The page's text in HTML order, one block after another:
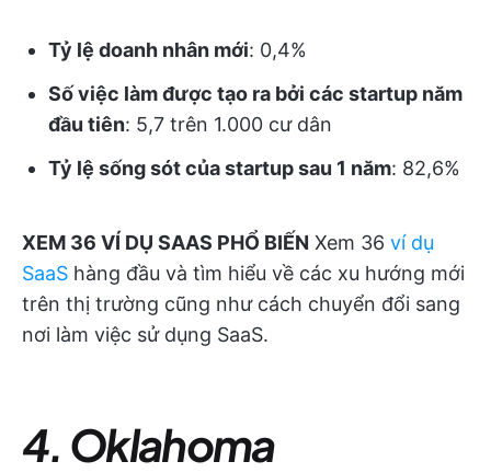
Tỷ lệ doanh nhân mới: 0,4%
Số việc làm được tạo ra bởi các startup năm
đầu tiên: 5,7 trên 1.000 cư dân
Tỷ lệ sống sót của startup sau 1 năm: 82,6%
XEM 36 VÍ DỤ SAAS PHỔ BIẾN Xem 36 ví dụ
SaaS hàng đầu và tìm hiểu về các xu hướng mới
trên thị trường cũng như cách chuyển đổi sang
nơi làm việc sử dụng SaaS.
4. Oklahoma